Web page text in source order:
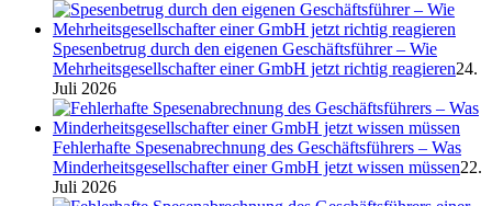
Spesenbetrug durch den eigenen Geschäftsführer – Wie
Mehrheitsgesellschafter einer GmbH jetzt richtig reagieren24.
Juli 2026
Fehlerhafte Spesenabrechnung des Geschäftsführers – Was
Minderheitsgesellschafter einer GmbH jetzt wissen müssen22.
Juli 2026